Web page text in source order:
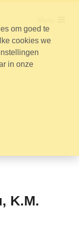
K.M.
om goed te
cookies we
in onze